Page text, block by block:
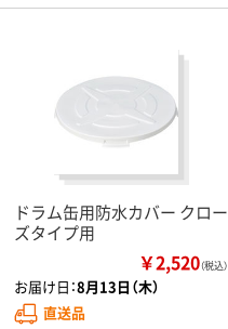
ドラム缶用防水カバー クロー
ズタイプ用
￥2,520（税込）
お届け日：8月13日（木）
直送品